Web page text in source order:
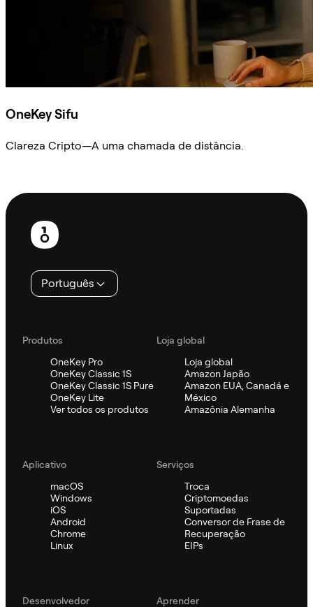
OneKey Sifu
Clareza Cripto—A uma chamada de distância.
Rodapé
Português
Produtos
OneKey Pro
OneKey Classic 1S
OneKey Classic 1S Pure
OneKey Lite
Ver todos os produtos
Loja global
Loja global
Amazon Japão
Amazon EUA, Canadá e
México
Amazônia Alemanha
Aplicativo
macOS
Windows
iOS
Android
Chrome
Linux
Serviços
Troca
Criptomoedas
Suportadas
Conversor de Frase de
Recuperação
EIPs
Desenvolvedor
Aprender